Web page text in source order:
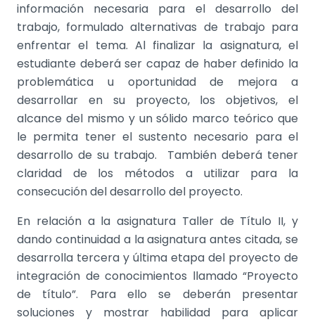
información necesaria para el desarrollo del
trabajo, formulado alternativas de trabajo para
enfrentar el tema. Al finalizar la asignatura, el
estudiante deberá ser capaz de haber definido la
problemática u oportunidad de mejora a
desarrollar en su proyecto, los objetivos, el
alcance del mismo y un sólido marco teórico que
le permita tener el sustento necesario para el
desarrollo de su trabajo. También deberá tener
claridad de los métodos a utilizar para la
consecución del desarrollo del proyecto.
En relación a la asignatura Taller de Título II, y
dando continuidad a la asignatura antes citada, se
desarrolla tercera y última etapa del proyecto de
integración de conocimientos llamado “Proyecto
de título”. Para ello se deberán presentar
soluciones y mostrar habilidad para aplicar